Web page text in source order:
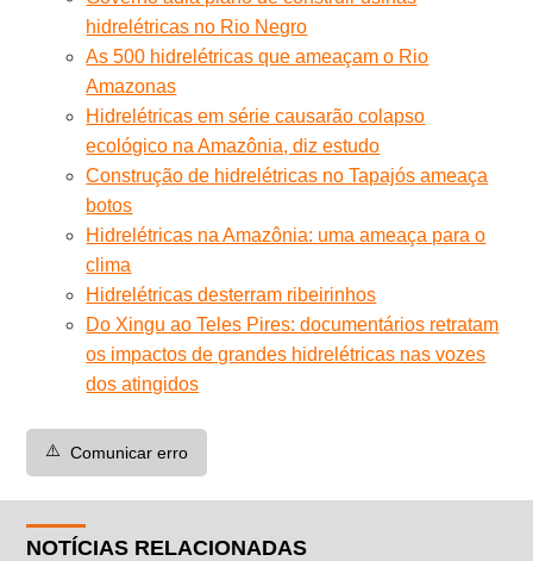
hidrelétricas no Rio Negro
As 500 hidrelétricas que ameaçam o Rio
Amazonas
Hidrelétricas em série causarão colapso
ecológico na Amazônia, diz estudo
Construção de hidrelétricas no Tapajós ameaça
botos
Hidrelétricas na Amazônia: uma ameaça para o
clima
Hidrelétricas desterram ribeirinhos
Do Xingu ao Teles Pires: documentários retratam
os impactos de grandes hidrelétricas nas vozes
dos atingidos
⚠️ Comunicar erro
NOTÍCIAS RELACIONADAS